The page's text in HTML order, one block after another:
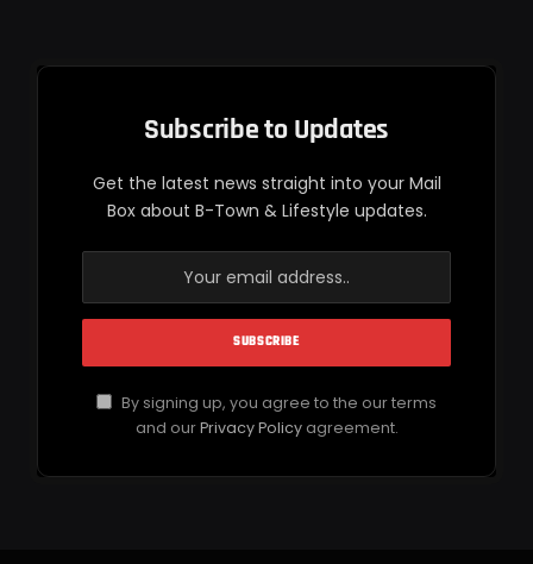
Subscribe to Updates
Get the latest news straight into your Mail
Box about B-Town & Lifestyle updates.
By signing up, you agree to the our terms
and ourPrivacy Policyagreement.